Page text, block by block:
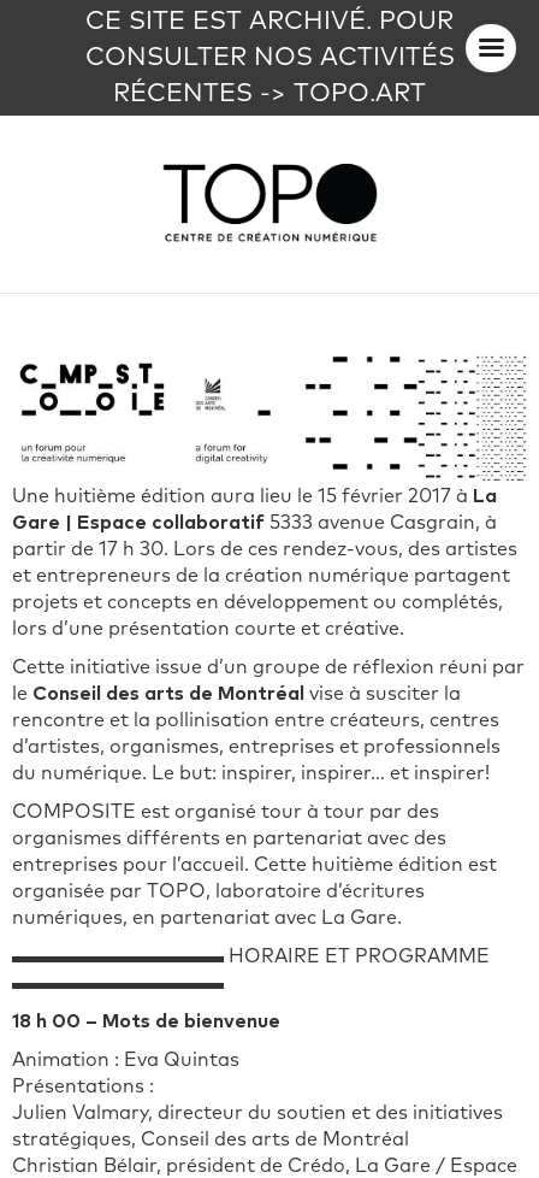
CE SITE EST ARCHIVÉ. POUR
CONSULTER NOS ACTIVITÉS
RÉCENTES -> TOPO.ART
Une huitième édition aura lieu le 15 février 2017 à La
Gare | Espace collaboratif 5333 avenue Casgrain, à
partir de 17 h 30. Lors de ces rendez-vous, des artistes
et entrepreneurs de la création numérique partagent
projets et concepts en développement ou complétés,
lors d’une présentation courte et créative.
Cette initiative issue d’un groupe de réflexion réuni par
le Conseil des arts de Montréal vise à susciter la
rencontre et la pollinisation entre créateurs, centres
d’artistes, organismes, entreprises et professionnels
du numérique. Le but: inspirer, inspirer… et inspirer!
COMPOSITE est organisé tour à tour par des
organismes différents en partenariat avec des
entreprises pour l’accueil. Cette huitième édition est
organisée par TOPO, laboratoire d’écritures
numériques, en partenariat avec La Gare.
▬▬▬▬▬▬▬▬▬▬▬ HORAIRE ET PROGRAMME
▬▬▬▬▬▬▬▬▬▬▬
18 h 00 – Mots de bienvenue
Animation : Eva Quintas
Présentations :
Julien Valmary, directeur du soutien et des initiatives
stratégiques, Conseil des arts de Montréal
Christian Bélair, président de Crédo, La Gare / Espace